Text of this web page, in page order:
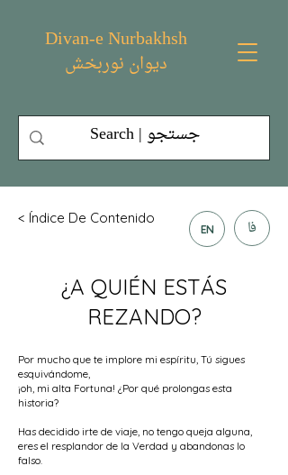
Divan-e Nurbakhsh
دیوان نوربخش
< Índice De Contenido
EN فا
¿A QUIÉN ESTÁS
REZANDO?
Por mucho que te implore mi espíritu, Tú sigues
esquivándome,
¡oh, mi alta Fortuna! ¿Por qué prolongas esta
historia?
Has decidido irte de viaje, no tengo queja alguna,
eres el resplandor de la Verdad y abandonas lo
falso.